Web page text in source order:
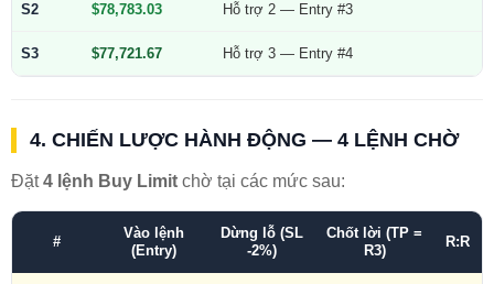
S2 $78,783.03 Hỗ trợ 2 — Entry #3
S3 $77,721.67 Hỗ trợ 3 — Entry #4
4. CHIẾN LƯỢC HÀNH ĐỘNG — 4 LỆNH CHỜ
Đặt4 lệnh Buy Limit chờ tại các mức sau:
#
Vào lệnh
(Entry)
Dừng lỗ (SL
-2%)
Chốt lời (TP =
R3)
R:R